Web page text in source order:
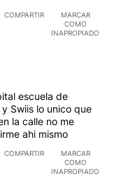
COMPARTIR
MARCAR
COMO
INAPROPIADO
escuela de
Swiis lo unico que
la calle no me
ahi mismo
COMPARTIR
MARCAR
COMO
INAPROPIADO